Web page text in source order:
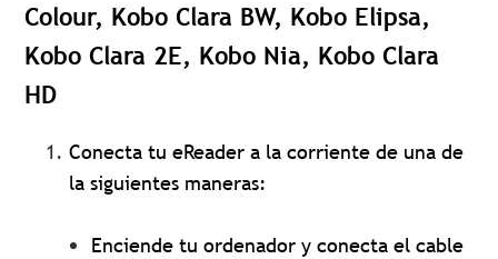
Colour, Kobo Clara BW, Kobo Elipsa,
Kobo Clara 2E, Kobo Nia, Kobo Clara
HD
Conecta tu eReader a la corriente de una de
la siguientes maneras:
Enciende tu ordenador y conecta el cable